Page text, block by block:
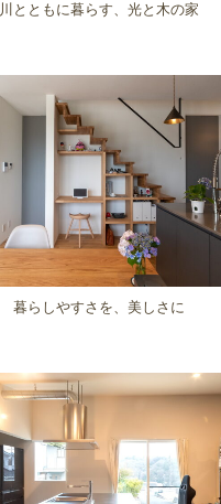
川とともに暮らす、光と木の家
暮らしやすさを、美しさに